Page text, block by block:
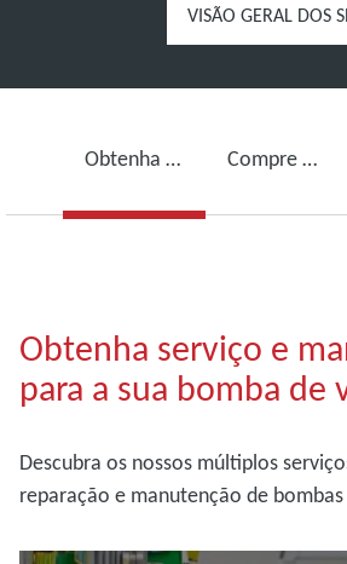
VISÃO GERAL DOS
Obtenha serviço para a sua bomba de vácuo Compre óleo para bomba de vácuo, peças sobressalentes e kits
Obtenha serviço e
para a sua bomba de
Descubra os nossos múltiplos
reparação e manutenção de